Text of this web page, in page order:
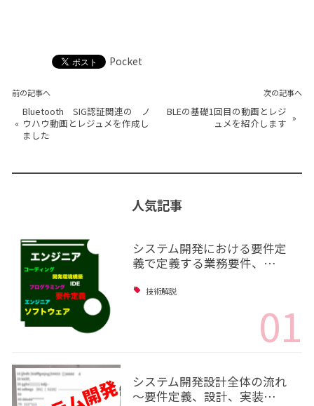
Pocket
前の記事へ
«
Bluetooth SIG認証関連の ノ
ウハウ動画とレジュメを作成し
ました
次の記事へ
BLEの基礎1回目の動画とレジ
ュメを紹介します »
人気記事
システム開発における要件定
義で定義する業務要件、…
技術解説
01
システム開発設計全体の流れ
～要件定義、設計、実装…